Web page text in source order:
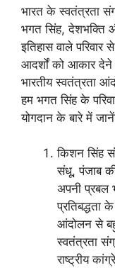
भारत के स्वतंत्रता
भगत सिंह, देशभक्ति
इतिहास वाले
आदर्शों को आकार देने
भारतीय स्वतंत्रता
हम भगत सिंह के
योगदान के बारे में
किशन सिंह
संधू, पंजाब
अपनी प्रबल
प्रतिबद्धता
आंदोलन से
स्वतंत्रता
राष्ट्रीय